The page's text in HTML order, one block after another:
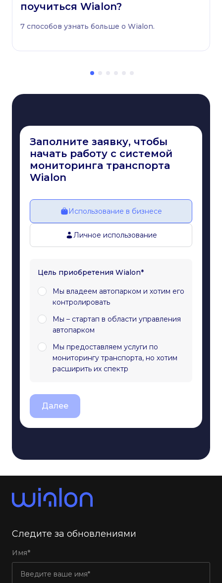
поучиться Wialon?
7 способов узнать больше о Wialon.
Заполните заявку, чтобы
начать работу с системой
мониторинга транспорта
Wialon
Использование в бизнесе
Личное использование
Цель приобретения Wialon*
Мы владеем автопарком и хотим его
контролировать
Мы – стартап в области управления
автопарком
Мы предоставляем услуги по
мониторингу транспорта, но хотим
расширить их спектр
Далее
Следите за обновлениями
Имя*